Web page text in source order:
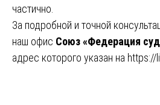
частично.
За подробной и точной
наш офис Союз «Федерация
адрес которого указан на https://